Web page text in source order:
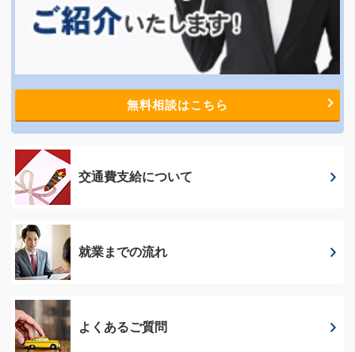
無料相談はこちら
交通費支給について
就業までの流れ
よくあるご質問